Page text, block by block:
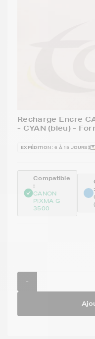
Recharge Encre
- CYAN (bleu) -
EXPÉDITION : 6 À 15 JOURS
Compatible
:
CANON
PIXMA G
3500
:
-